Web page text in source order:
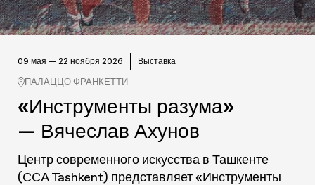
09 мая — 22 ноября 2026 Выставка
ПАЛАЦЦО ФРАНКЕТТИ
«Инструменты разума»
— Вячеслав Ахунов
Центр современного искусства в Ташкенте
(CCA Tashkent) представляет «Инструменты